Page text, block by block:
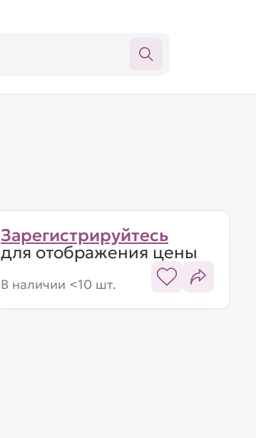
Зарегистрируйтесь
для отображения цены
В наличии <10 шт.